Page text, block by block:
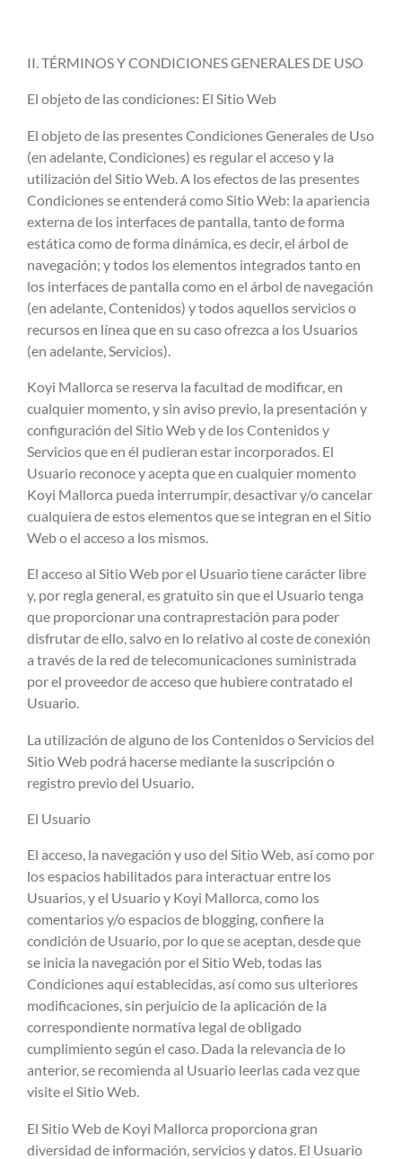
II. TÉRMINOS Y CONDICIONES GENERALES DE USO
El objeto de las condiciones: El Sitio Web
El objeto de las presentes Condiciones Generales de Uso
(en adelante, Condiciones) es regular el acceso y la
utilización del Sitio Web. A los efectos de las presentes
Condiciones se entenderá como Sitio Web: la apariencia
externa de los interfaces de pantalla, tanto de forma
estática como de forma dinámica, es decir, el árbol de
navegación; y todos los elementos integrados tanto en
los interfaces de pantalla como en el árbol de navegación
(en adelante, Contenidos) y todos aquellos servicios o
recursos en línea que en su caso ofrezca a los Usuarios
(en adelante, Servicios).
Koyi Mallorca se reserva la facultad de modificar, en
cualquier momento, y sin aviso previo, la presentación y
configuración del Sitio Web y de los Contenidos y
Servicios que en él pudieran estar incorporados. El
Usuario reconoce y acepta que en cualquier momento
Koyi Mallorca pueda interrumpir, desactivar y/o cancelar
cualquiera de estos elementos que se integran en el Sitio
Web o el acceso a los mismos.
El acceso al Sitio Web por el Usuario tiene carácter libre
y, por regla general, es gratuito sin que el Usuario tenga
que proporcionar una contraprestación para poder
disfrutar de ello, salvo en lo relativo al coste de conexión
a través de la red de telecomunicaciones suministrada
por el proveedor de acceso que hubiere contratado el
Usuario.
La utilización de alguno de los Contenidos o Servicios del
Sitio Web podrá hacerse mediante la suscripción o
registro previo del Usuario.
El Usuario
El acceso, la navegación y uso del Sitio Web, así como por
los espacios habilitados para interactuar entre los
Usuarios, y el Usuario y Koyi Mallorca, como los
comentarios y/o espacios de blogging, confiere la
condición de Usuario, por lo que se aceptan, desde que
se inicia la navegación por el Sitio Web, todas las
Condiciones aquí establecidas, así como sus ulteriores
modificaciones, sin perjuicio de la aplicación de la
correspondiente normativa legal de obligado
cumplimiento según el caso. Dada la relevancia de lo
anterior, se recomienda al Usuario leerlas cada vez que
visite el Sitio Web.
El Sitio Web de Koyi Mallorca proporciona gran
diversidad de información, servicios y datos. El Usuario